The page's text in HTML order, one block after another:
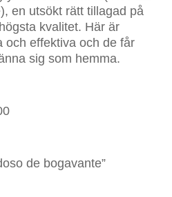
en utsökt rätt tillagad på
kvalitet. Här är
och effektiva och de får
sig som hemma.
de bogavante”